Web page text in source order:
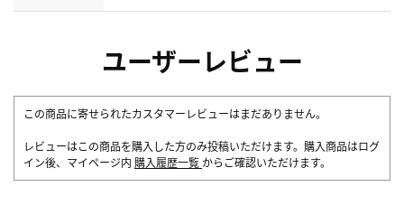
ユーザーレビュー
この商品に寄せられたカスタマーレビューはまだありません。
レビューはこの商品を購入した方のみ投稿いただけます。購入商品はログ
イン後、マイページ内 購入履歴一覧 からご確認いただけます。